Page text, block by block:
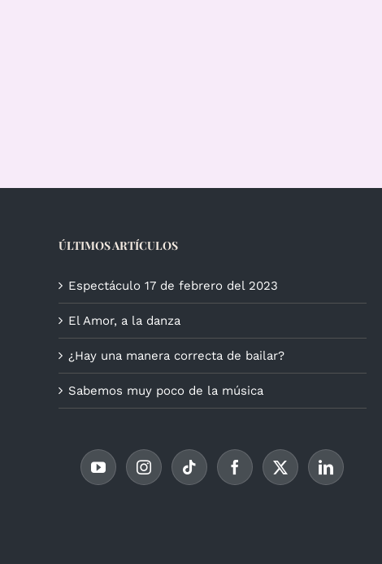
ÚLTIMOS ARTÍCULOS
Espectáculo 17 de febrero del 2023
El Amor, a la danza
¿Hay una manera correcta de bailar?
Sabemos muy poco de la música